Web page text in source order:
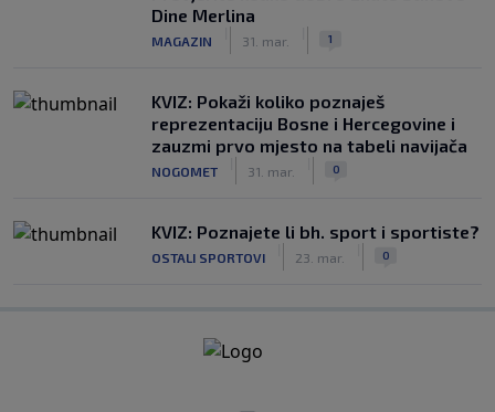
Dine Merlina
MAGAZIN 31. mar. 1
KVIZ: Pokaži koliko poznaješ
reprezentaciju Bosne i Hercegovine i
zauzmi prvo mjesto na tabeli navijača
NOGOMET 31. mar. 0
KVIZ: Poznajete li bh. sport i sportiste?
OSTALI SPORTOVI 23. mar. 0